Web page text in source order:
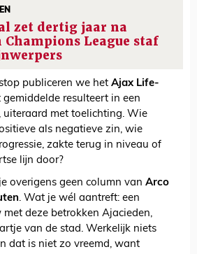
zet dertig jaar na
League staf
publiceren we het Ajax Life-
gemiddelde resulteert in een
uiteraard met toelichting. Wie
als negatieve zin, wie
zakte terug in niveau of
lijn door?
overigens geen column van Arco
. Wat je wél aantreft: een
deze betrokken Ajacieden,
van de stad. Werkelijk niets
dat is niet zo vreemd, want